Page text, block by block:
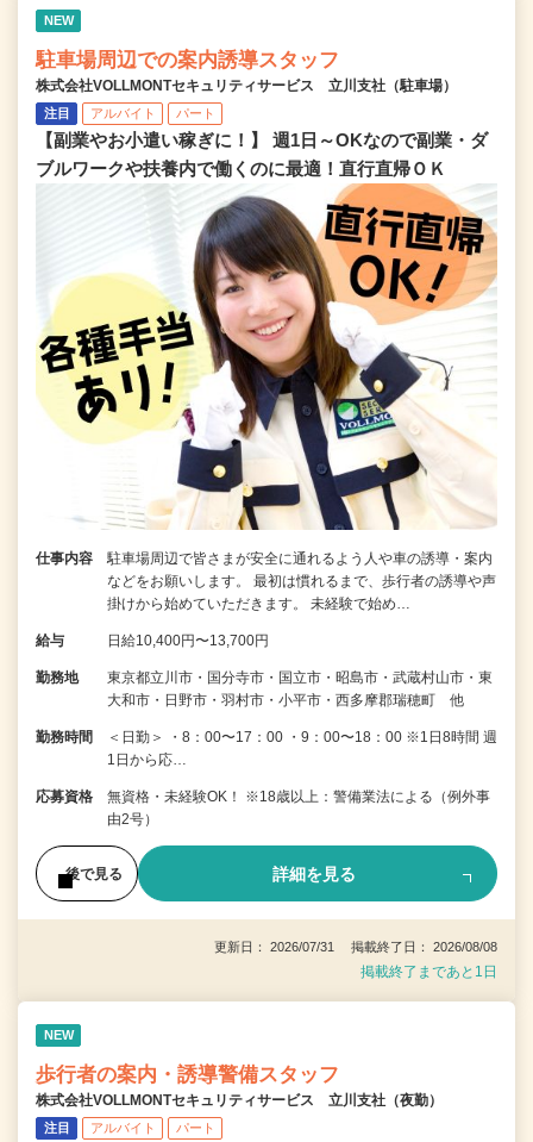
NEW
駐車場周辺での案内誘導スタッフ
株式会社VOLLMONTセキュリティサービス 立川支社（駐車場）
注目 アルバイト パート
【副業やお小遣い稼ぎに！】 週1日～OKなので副業・ダ
ブルワークや扶養内で働くのに最適！直行直帰ＯＫ
仕事内容
駐車場周辺で皆さまが安全に通れるよう人や車の誘導・案内
などをお願いします。 最初は慣れるまで、歩行者の誘導や声
掛けから始めていただきます。 未経験で始め…
給与 日給10,400円〜13,700円
勤務地
東京都立川市・国分寺市・国立市・昭島市・武蔵村山市・東
大和市・日野市・羽村市・小平市・西多摩郡瑞穂町 他
勤務時間
＜日勤＞ ・8：00〜17：00 ・9：00〜18：00 ※1日8時間 週
1日から応…
応募資格
無資格・未経験OK！ ※18歳以上：警備業法による（例外事
由2号）
後で見る 詳細を見る
更新日： 2026/07/31 掲載終了日： 2026/08/08
掲載終了まであと1日
NEW
歩行者の案内・誘導警備スタッフ
株式会社VOLLMONTセキュリティサービス 立川支社（夜勤）
注目 アルバイト パート